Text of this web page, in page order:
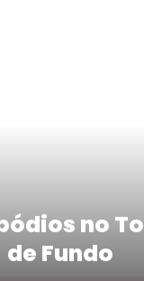
no
de Fundo